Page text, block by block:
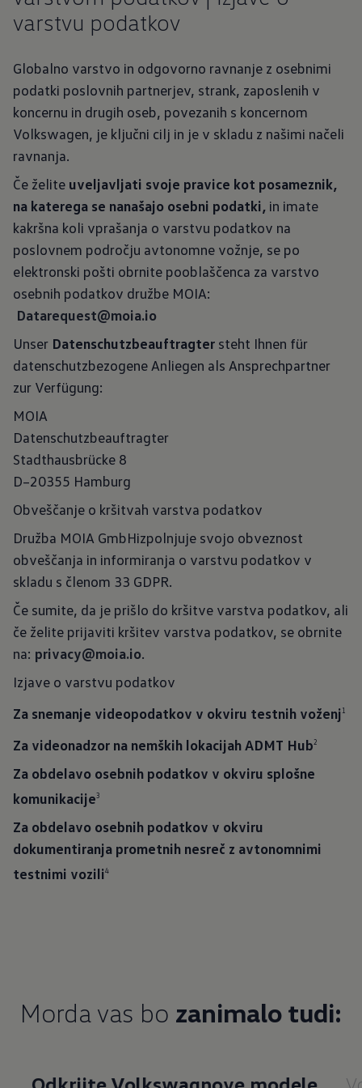
varstvu podatkov
Globalno varstvo in odgovorno ravnanje z osebnimi
podatki poslovnih partnerjev, strank, zaposlenih v
koncernu in drugih oseb, povezanih s koncernom
Volkswagen, je ključni cilj in je v skladu z našimi načeli
ravnanja.
Če želite uveljavljati svoje pravice kot posameznik,
na katerega se nanašajo osebni podatki, in imate
kakršna koli vprašanja o varstvu podatkov na
poslovnem področju avtonomne vožnje, se po
elektronski pošti obrnite pooblaščenca za varstvo
osebnih podatkov družbe MOIA:
Datarequest@moia.io
Unser Datenschutzbeauftragter steht Ihnen für
datenschutzbezogene Anliegen als Ansprechpartner
zur Verfügung:
MOIA
Datenschutzbeauftragter
Stadthausbrücke 8
D–20355 Hamburg
Obveščanje o kršitvah varstva podatkov
Družba MOIA GmbHizpolnjuje svojo obveznost
obveščanja in informiranja o varstvu podatkov v
skladu s členom 33 GDPR.
Če sumite, da je prišlo do kršitve varstva podatkov, ali
če želite prijaviti kršitev varstva podatkov, se obrnite
na: privacy@moia.io.
Izjave o varstvu podatkov
Za snemanje videopodatkov v okviru testnih voženj1
Za videonadzor na nemških lokacijah ADMT Hub2
Za obdelavo osebnih podatkov v okviru splošne
komunikacije3
Za obdelavo osebnih podatkov v okviru
dokumentiranja prometnih nesreč z avtonomnimi
testnimi vozili4
Morda vas bo zanimalo tudi:
Odkrijte Volkswagnove modele